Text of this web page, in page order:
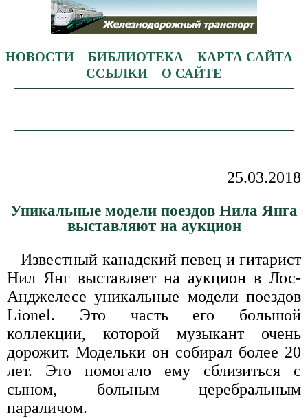
НОВОСТИ БИБЛИОТЕКА
КАРТА САЙТА
ССЫЛКИ
О САЙТЕ
25.03.2018
Уникальные модели поездов Нила Янга
выставляют на аукцион
Известный канадский певец и гитарист
Нил Янг выставляет на аукцион в Лос-
Анджелесе уникальные модели поездов
Lionel. Это часть его большой
коллекции, которой музыкант очень
дорожит. Модельки он собирал более 20
лет. Это помогало ему сблизиться с
сыном, больным церебральным
параличом.